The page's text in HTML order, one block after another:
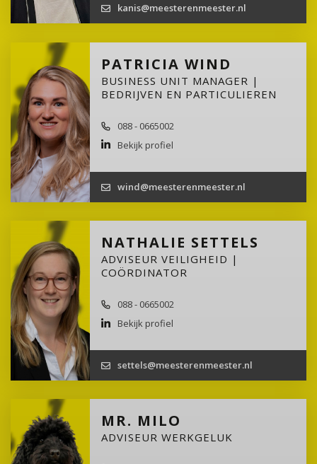
kanis@meesterenmeester.nl
PATRICIA WIND
BUSINESS UNIT MANAGER |
BEDRIJVEN EN PARTICULIEREN
088 - 0665002
Bekijk profiel
wind@meesterenmeester.nl
NATHALIE SETTELS
ADVISEUR VEILIGHEID |
COÖRDINATOR
088 - 0665002
Bekijk profiel
settels@meesterenmeester.nl
MR. MILO
ADVISEUR WERKGELUK